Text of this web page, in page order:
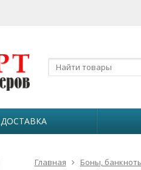
ДОСТАВКА
Главная Боны,